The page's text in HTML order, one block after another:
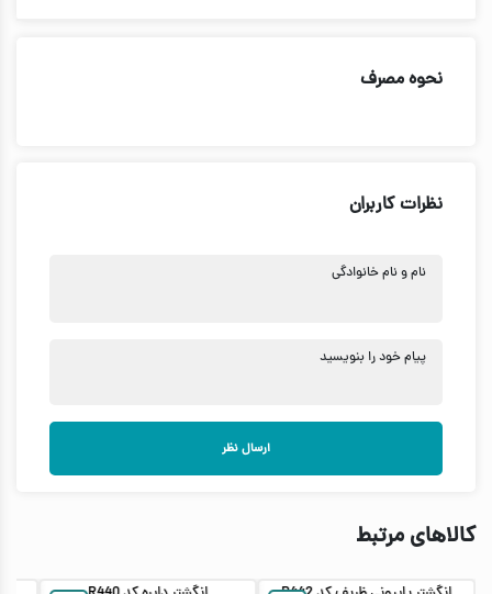
نحوه مصرف
نظرات کاربران
نام و نام خانوادگی
پیام خود را بنویسید
ارسال نظر
کالاهای مرتبط